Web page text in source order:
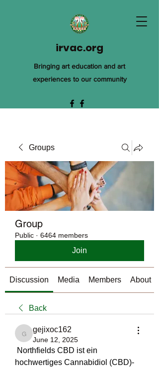
irvac.org
Bringing art education and art
experiences to our community
Groups
Group
Public · 6464 members
Join
Discussion Media Members About
Back
gejixoc162
gejixoc162
June 12, 2025
Northfields CBD ist ein
hochwertiges Cannabidiol (CBD)-